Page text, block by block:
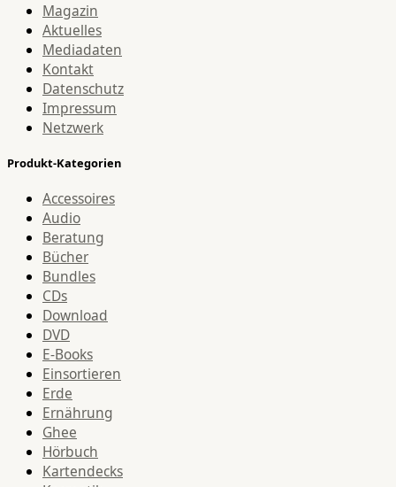
Magazin
Aktuelles
Mediadaten
Kontakt
Datenschutz
Impressum
Netzwerk
Produkt-Kategorien
Accessoires
Audio
Beratung
Bücher
Bundles
CDs
Download
DVD
E-Books
Einsortieren
Erde
Ernährung
Ghee
Hörbuch
Kartendecks